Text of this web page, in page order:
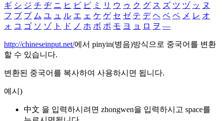
ギ シ ジ チ ヂ ニ ヒ ビ ピ ミ リ ウ ゥ ク グ ス ズ ツ ヅ ッ ヌ
フ ブ プ ム ユ ュ ル エ ェ ケ ゲ セ ゼ テ デ ヘ ベ ペ メ レ オ
ォ コ ゴ ソ ゾ ト ド ノ ホ ボ ポ モ ヨ ョ ロ ヲ ―
http://chineseinput.net/에서 pinyin(병음)방식으로 중국어를 변환
할 수 있습니다.
변환된 중국어를 복사하여 사용하시면 됩니다.
예시)
中文 을 입력하시려면 zhongwen을 입력하시고 space를